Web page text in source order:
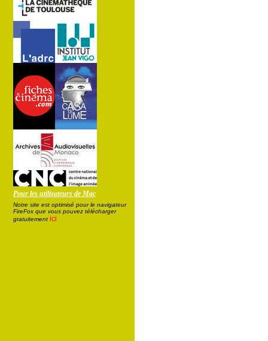
Pour les utilisateurs de Mac
Notre site est optimisé pour le navigateur
FireFox que vous pouvez télécharger
gratuitement ici